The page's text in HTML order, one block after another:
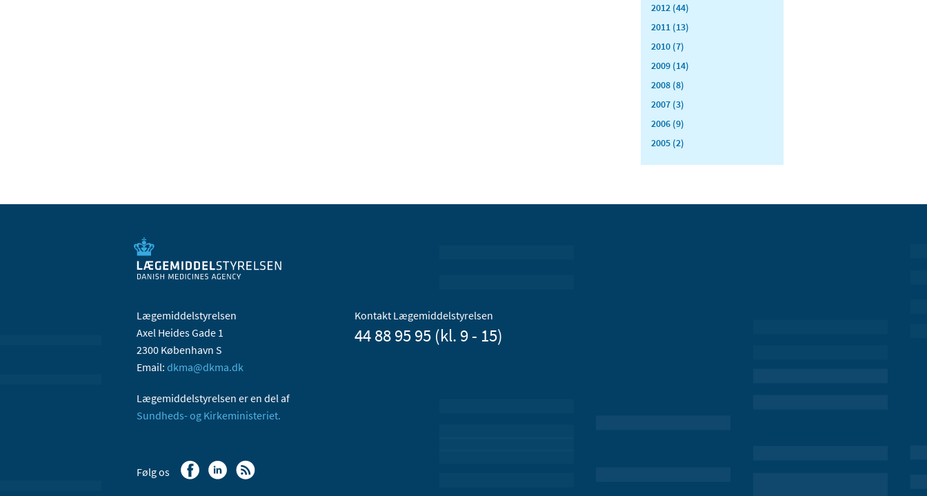
2012 (44)
2011 (13)
2010 (7)
2009 (14)
2008 (8)
2007 (3)
2006 (9)
2005 (2)
Lægemiddelstyrelsen
Axel Heides Gade 1
2300 København S
Email: dkma@dkma.dk
Lægemiddelstyrelsen er en del af
Sundheds- og Kirkeministeriet.
Kontakt Lægemiddelstyrelsen
44 88 95 95 (kl. 9 - 15)
Følg os